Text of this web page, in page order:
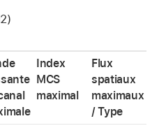
Index
MCS
maximal
Flux
spatiaux
maximaux
/ Type